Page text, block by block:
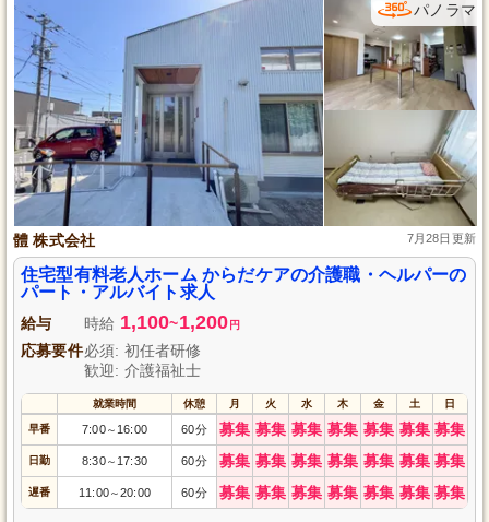
パノラマ
體 株式会社 7月28日更新
住宅型有料老人ホーム からだケアの介護職・ヘルパーの
パート・アルバイト求人
給与 時給 1,100~1,200 円
応募要件必須: 初任者研修
歓迎: 介護福祉士
就業時間 休憩 月 火 水 木 金 土 日
早番 7:00～ 16:00 60分 募集 募集 募集 募集 募集 募集 募集
日勤 8:30～ 17:30 60分 募集 募集 募集 募集 募集 募集 募集
遅番 11:00～20:00 60分 募集 募集 募集 募集 募集 募集 募集